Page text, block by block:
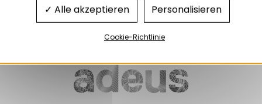
Alle akzeptieren
Personalisieren
Cookie-Richtlinie